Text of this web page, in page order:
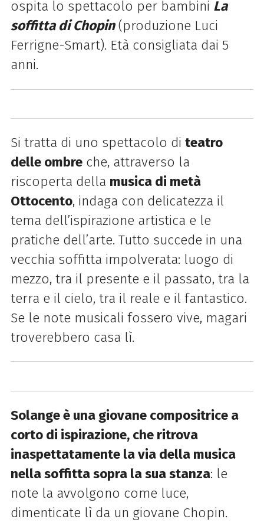
ospita lo spettacolo per bambini La
soffitta di Chopin(produzione Luci
Ferrigne-Smart). Età consigliata dai 5
anni.
Si tratta di uno spettacolo di teatro
delle ombreche, attraverso la
riscoperta della musica di metà
Ottocento, indaga con delicatezza il
tema dell’ispirazione artistica e le
pratiche dell’arte. Tutto succede in una
vecchia soffitta impolverata: luogo di
mezzo, tra il presente e il passato, tra la
terra e il cielo, tra il reale e il fantastico.
Se le note musicali fossero vive, magari
troverebbero casa lì.
Solange è una giovane compositrice a
corto di ispirazione, che ritrova
inaspettatamente la via della musica
nella soffitta sopra la sua stanza: le
note la avvolgono come luce,
dimenticate lì da un giovane Chopin.